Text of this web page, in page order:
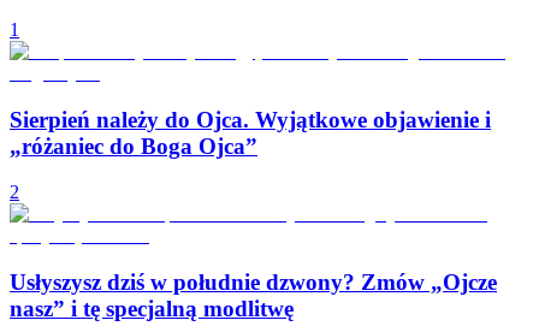
1
Sierpień należy do Ojca. Wyjątkowe objawienie i
„różaniec do Boga Ojca”
2
Usłyszysz dziś w południe dzwony? Zmów „Ojcze
nasz” i tę specjalną modlitwę